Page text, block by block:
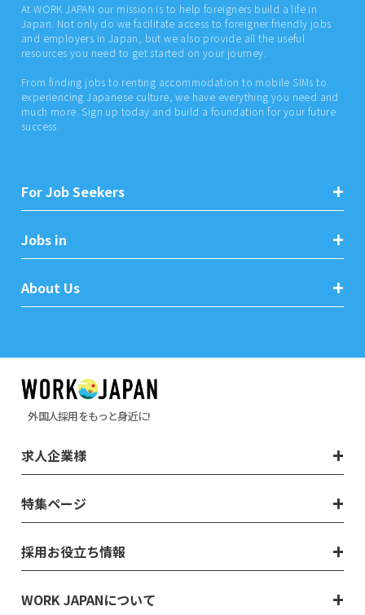
At WORK JAPAN our mission is to help foreigners build a life in
Japan. Not only do we facilitate access to foreigner friendly jobs
and employers in Japan, but we also provide all the useful
resources you need to get started on your journey.
From finding jobs to renting accommodation to mobile SIMs to
experiencing Japanese culture, we have everything you need and
much more. Sign up today and build a foundation for your future
success.
For Job Seekers
Jobs in
About Us
外国人採用をもっと身近に!
求人企業様
特集ページ
採用お役立ち情報
WORK JAPANについて